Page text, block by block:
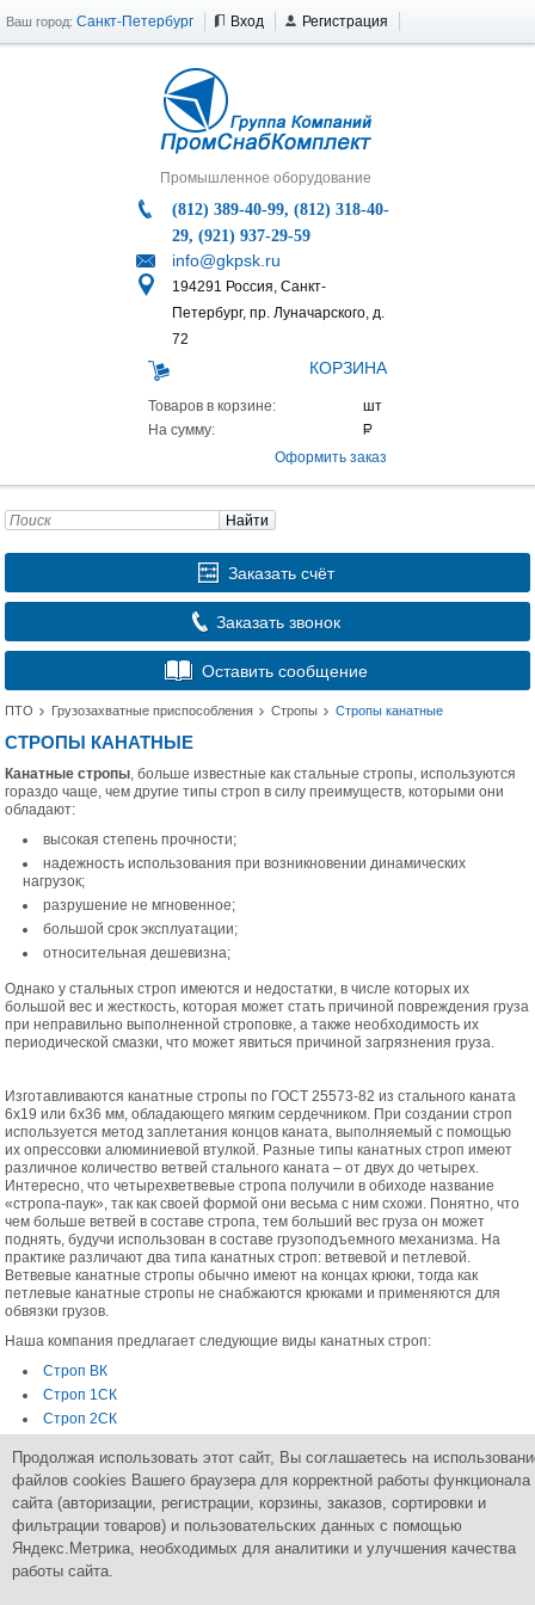
Ваш город: Санкт-Петербург Вход Регистрация
Промышленное оборудование
(812) 389-40-99, (812) 318-40-
29, (921) 937-29-59
info@gkpsk.ru
194291 Россия, Санкт-
Петербург, пр. Луначарского, д.
72
КОРЗИНА
Товаров в корзине:
На сумму:
Оформить заказ
Найти
Заказать счёт
Заказать звонок
Оставить сообщение
ПТО Грузозахватные приспособления Стропы Стропы канатные
СТРОПЫ КАНАТНЫЕ
Канатные стропы, больше известные как стальные стропы, используются
гораздо чаще, чем другие типы строп в силу преимуществ, которыми они
обладают:
высокая степень прочности;
надежность использования при возникновении динамических
нагрузок;
разрушение не мгновенное;
большой срок эксплуатации;
относительная дешевизна;
Однако у стальных строп имеются и недостатки, в числе которых их
большой вес и жесткость, которая может стать причиной повреждения груза
при неправильно выполненной строповке, а также необходимость их
периодической смазки, что может явиться причиной загрязнения груза.
Изготавливаются канатные стропы по ГОСТ 25573-82 из стального каната
6х19 или 6х36 мм, обладающего мягким сердечником. При создании строп
используется метод заплетания концов каната, выполняемый с помощью
их опрессовки алюминиевой втулкой. Разные типы канатных строп имеют
различное количество ветвей стального каната – от двух до четырех.
Интересно, что четырехветвевые стропа получили в обиходе название
«стропа-паук», так как своей формой они весьма с ним схожи. Понятно, что
чем больше ветвей в составе стропа, тем больший вес груза он может
поднять, будучи использован в составе грузоподъемного механизма. На
практике различают два типа канатных строп: ветвевой и петлевой.
Ветвевые канатные стропы обычно имеют на концах крюки, тогда как
петлевые канатные стропы не снабжаются крюками и применяются для
обвязки грузов.
Наша компания предлагает следующие виды канатных строп:
Строп ВК
Строп 1СК
Строп 2СК
Строп УСК1
Строп УСК2
Продолжая использовать этот сайт, Вы соглашаетесь на
файлов cookies Вашего браузера для корректной работы функционала
сайта (авторизации, регистрации, корзины, заказов, сортировки и
фильтрации товаров) и пользовательских данных с помощью
Яндекс.Метрика, необходимых для аналитики и улучшения качества
работы сайта.